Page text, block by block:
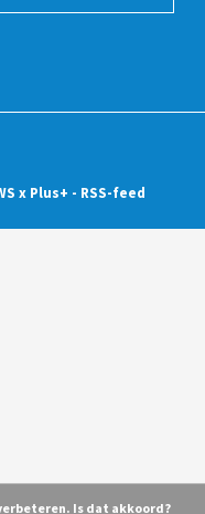
x Plus+ - RSS-feed
Is dat akkoord?